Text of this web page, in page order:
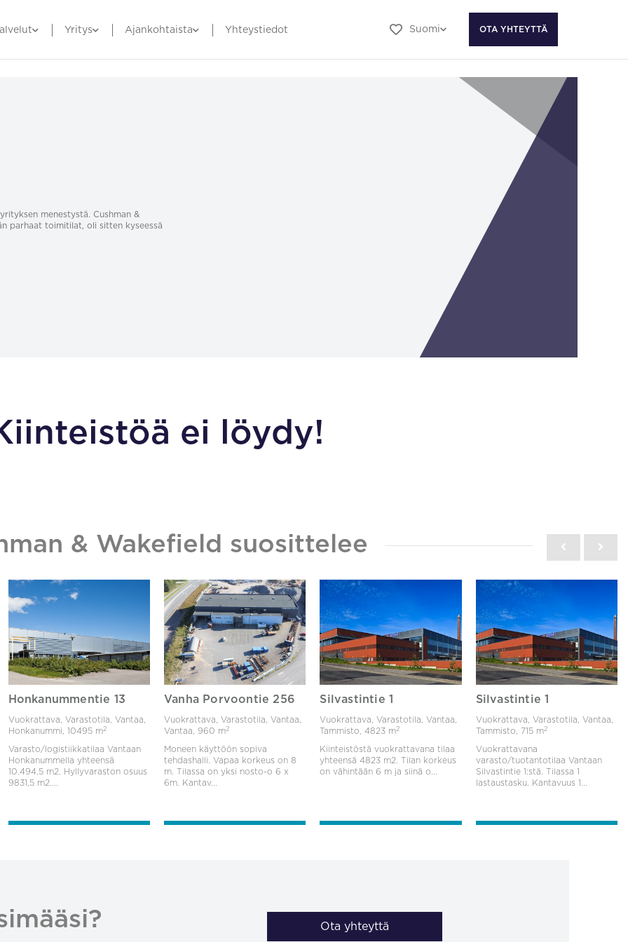
Yritys Ajankohtaista Yhteystiedot Suomi OTA YHTEYTTÄ
menestystä. Cushman &
parhaat toimitilat, oli sitten kyseessä
ei löydy!
& Wakefield suosittelee
Honkanummentie 13
Vuokrattava, Varastotila, Vantaa,
Honkanummi, 10495 m2
Varasto/logistiikkatilaa Vantaan
Honkanummella yhteensä
10.494,5 m2. Hyllyvaraston osuus
9831,5 m2....
Vanha Porvoontie 256
Vuokrattava, Varastotila, Vantaa,
Vantaa, 960 m2
Moneen käyttöön sopiva
tehdashalli. Vapaa korkeus on 8
m. Tilassa on yksi nosto-o 6 x
6m. Kantav...
Silvastintie 1
Vuokrattava, Varastotila, Vantaa,
Tammisto,4823 m2
Kiinteistöstä vuokrattavana tilaa
yhteensä 4823 m2. Tilan korkeus
on vähintään 6 m ja siinä o...
Silvastintie 1
Vuokrattava, Varastotila, Vantaa,
Tammisto,
715 m2
Vuokrattavana
varasto/tuotantotilaa Vantaan
Silvastintie 1:stä. Tilassa 1
lastaustasku. Kantavuus 1...
Ota yhteyttä